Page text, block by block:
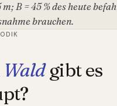
B = 45 % des heute
brauchen.
Waldgibt es